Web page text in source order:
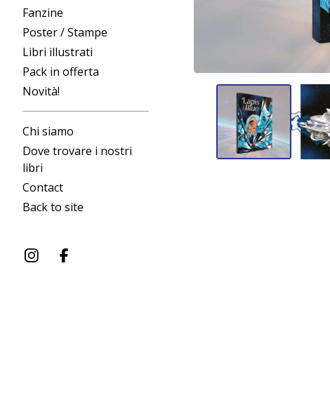
Fanzine
Poster / Stampe
Libri illustrati
Pack in offerta
Novità!
Chi siamo
Dove trovare i nostri
libri
Contact
Back to site